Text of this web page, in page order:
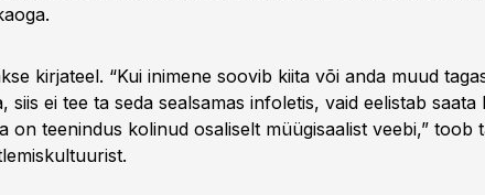
kirjateel. “Kui inimene soovib kiita või anda muud
siis ei tee ta seda sealsamas infoletis, vaid eelistab saata
on teenindus kolinud osaliselt müügisaalist veebi,” toob